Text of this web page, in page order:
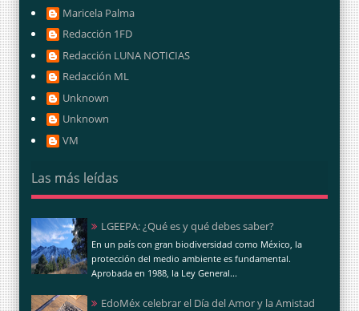
Maricela Palma
Redacción 1FD
Redacción LUNA NOTICIAS
Redacción ML
Unknown
Unknown
VM
Las más leídas
LGEEPA: ¿Qué es y qué debes saber?
En un país con gran biodiversidad como México, la
protección del medio ambiente es fundamental.
Aprobada en 1988, la Ley General...
EdoMéx celebrar el Día del Amor y la Amistad